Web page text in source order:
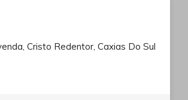
Cristo Redentor, Caxias Do Sul